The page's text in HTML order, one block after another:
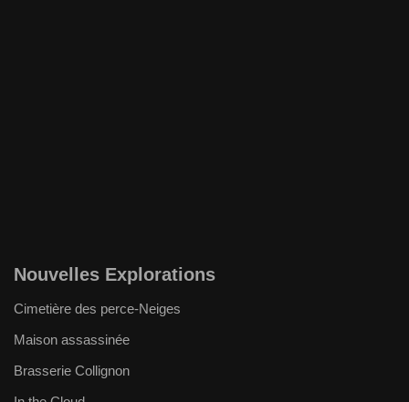
Nouvelles Explorations
Cimetière des perce-Neiges
Maison assassinée
Brasserie Collignon